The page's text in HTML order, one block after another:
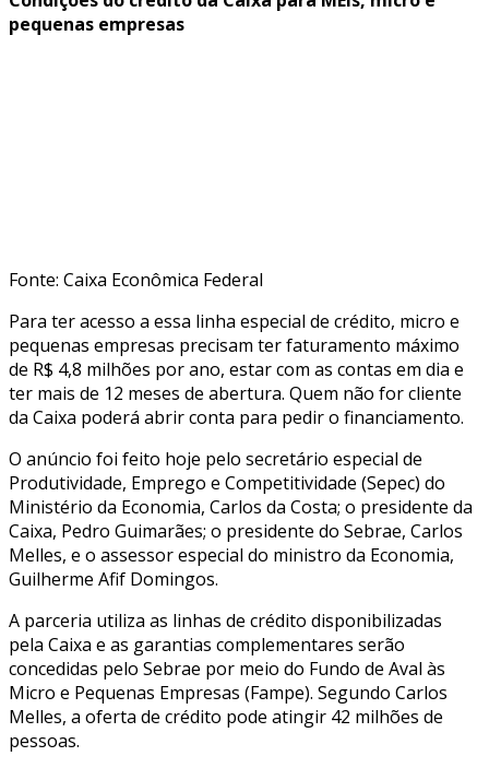
pequenas empresas
Fonte: Caixa Econômica Federal
Para ter acesso a essa linha especial de crédito, micro e
pequenas empresas precisam ter faturamento máximo
de R$ 4,8 milhões por ano, estar com as contas em dia e
ter mais de 12 meses de abertura. Quem não for cliente
da Caixa poderá abrir conta para pedir o financiamento.
O anúncio foi feito hoje pelo secretário especial de
Produtividade, Emprego e Competitividade (Sepec) do
Ministério da Economia, Carlos da Costa; o presidente da
Caixa, Pedro Guimarães; o presidente do Sebrae, Carlos
Melles, e o assessor especial do ministro da Economia,
Guilherme Afif Domingos.
A parceria utiliza as linhas de crédito disponibilizadas
pela Caixa e as garantias complementares serão
concedidas pelo Sebrae por meio do Fundo de Aval às
Micro e Pequenas Empresas (Fampe). Segundo Carlos
Melles, a oferta de crédito pode atingir 42 milhões de
pessoas.